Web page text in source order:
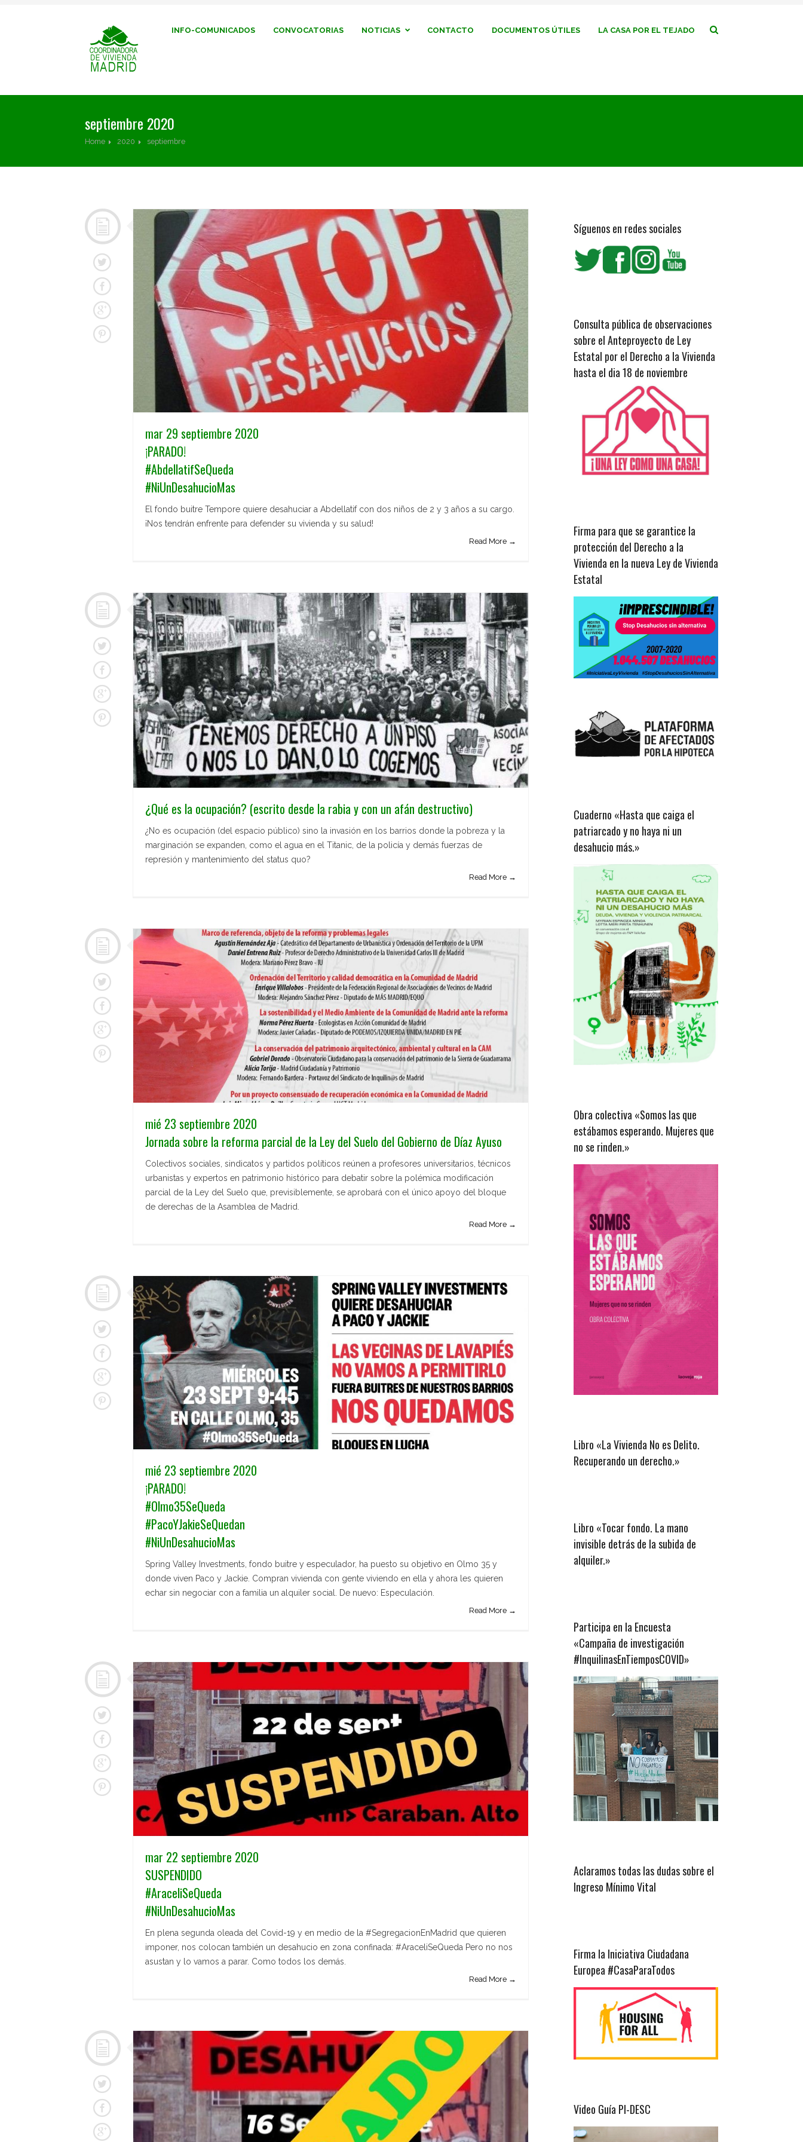
INFO-COMUNICADOS CONVOCATORIAS NOTICIAS CONTACTO DOCUMENTOS ÚTILES LA CASA POR EL TEJADO
septiembre 2020
Home 2020 septiembre
mar 29 septiembre 2020
¡PARADO!
#AbdellatifSeQueda
#NiUnDesahucioMas
El fondo buitre Tempore quiere desahuciar a Abdellatif con dos niños de 2 y 3 años a su cargo.
¡Nos tendrán enfrente para defender su vivienda y su salud!
Read More →
¿Qué es la ocupación? (escrito desde la rabia y con un afán destructivo)
¿No es ocupación (del espacio público) sino la invasión en los barrios donde la pobreza y la
marginación se expanden, como el agua en el Titanic, de la policía y demás fuerzas de
represión y mantenimiento del status quo?
Read More →
mié 23 septiembre 2020
Jornada sobre la reforma parcial de la Ley del Suelo del Gobierno de Díaz Ayuso
Colectivos sociales, sindicatos y partidos políticos reúnen a profesores universitarios, técnicos
urbanistas y expertos en patrimonio histórico para debatir sobre la polémica modificación
parcial de la Ley del Suelo que, previsiblemente, se aprobará con el único apoyo del bloque
de derechas de la Asamblea de Madrid.
Read More →
mié 23 septiembre 2020
¡PARADO!
#Olmo35SeQueda
#PacoYJakieSeQuedan
#NiUnDesahucioMas
Spring Valley Investments, fondo buitre y especulador, ha puesto su objetivo en Olmo 35 y
donde viven Paco y Jackie. Compran vivienda con gente viviendo en ella y ahora les quieren
echar sin negociar con a familia un alquiler social. De nuevo: Especulación.
Read More →
mar 22 septiembre 2020
SUSPENDIDO
#AraceliSeQueda
#NiUnDesahucioMas
En plena segunda oleada del Covid-19 y en medio de la #SegregacionEnMadrid que quieren
imponer, nos colocan también un desahucio en zona confinada: #AraceliSeQueda Pero no nos
asustan y lo vamos a parar. Como todos los demás.
Read More →
Síguenos en redes sociales
Consulta pública de observaciones
sobre el Anteproyecto de Ley
Estatal por el Derecho a la Vivienda
hasta el dia 18 de noviembre
Firma para que se garantice la
protección del Derecho a la
Vivienda en la nueva Ley de Vivienda
Estatal
Cuaderno «Hasta que caiga el
patriarcado y no haya ni un
desahucio más.»
Obra colectiva «Somos las que
estábamos esperando. Mujeres que
no se rinden.»
Libro «La Vivienda No es Delito.
Recuperando un derecho.»
Libro «Tocar fondo. La mano
invisible detrás de la subida de
alquiler.»
Participa en la Encuesta
«Campaña de investigación
#InquilinasEnTiemposCOVID»
Aclaramos todas las dudas sobre el
Ingreso Mínimo Vital
Firma la Iniciativa Ciudadana
Europea #CasaParaTodos
Video Guía PI-DESC